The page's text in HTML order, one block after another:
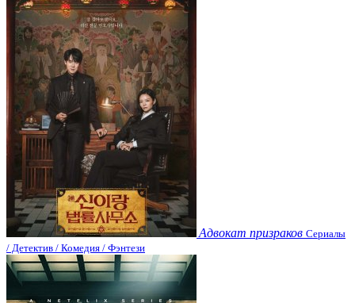
Адвокат призраков Сериалы
/ Детектив / Комедия / Фэнтези